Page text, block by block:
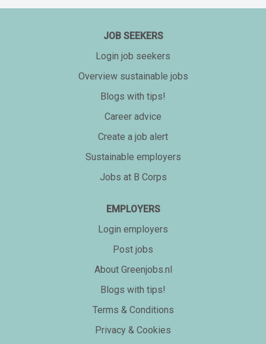
JOB SEEKERS
Login job seekers
Overview sustainable jobs
Blogs with tips!
Career advice
Create a job alert
Sustainable employers
Jobs at B Corps
EMPLOYERS
Login employers
Post jobs
About Greenjobs.nl
Blogs with tips!
Terms & Conditions
Privacy & Cookies